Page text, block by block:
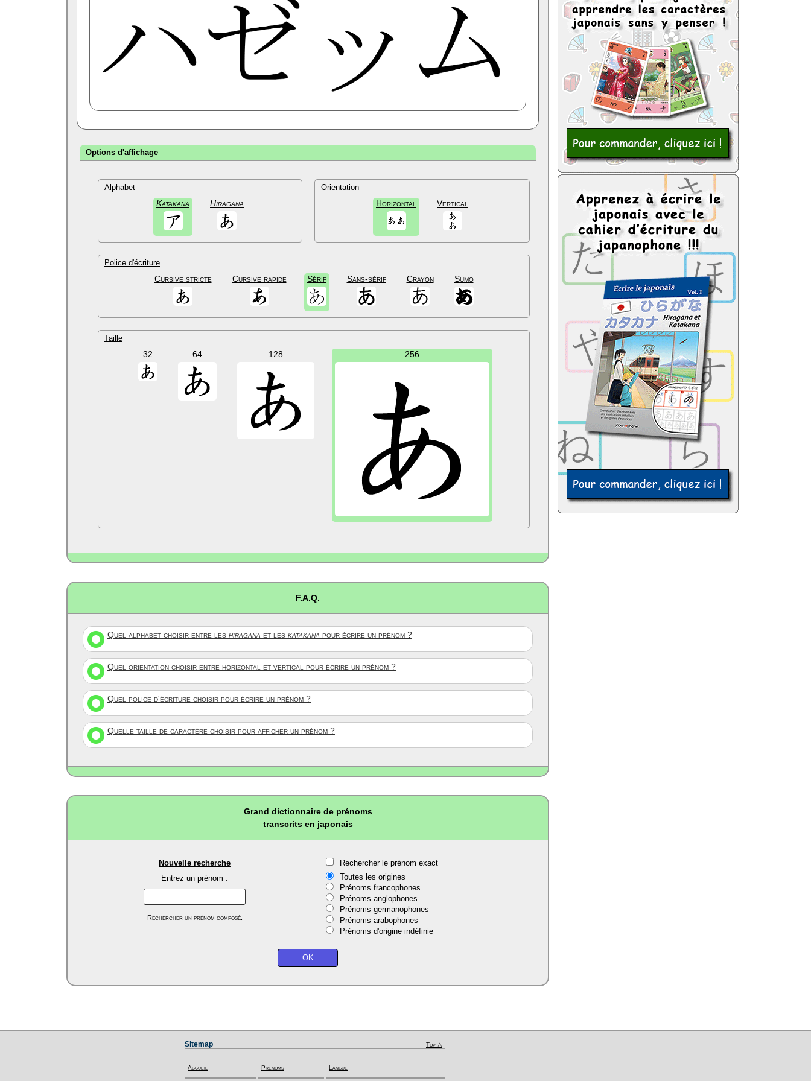
Options d'affichage
Alphabet
Katakana Hiragana
Orientation
Horizontal Vertical
Police d'écriture
Cursive stricte Cursive rapide Sérif Sans-sérif Crayon Sumo
Taille
32 64 128 256
F.A.Q.
Quel alphabet choisir entre les hiragana et les katakana pour écrire un prénom ?
Quel orientation choisir entre horizontal et vertical pour écrire un prénom ?
Quel police d'écriture choisir pour écrire un prénom ?
Quelle taille de caractère choisir pour afficher un prénom ?
Grand dictionnaire de prénoms
transcrits en japonais
Nouvelle recherche
Entrez un prénom :
Rechercher un prénom composé.
Rechercher le prénom exact
Toutes les origines
Prénoms francophones
Prénoms anglophones
Prénoms germanophones
Prénoms arabophones
Prénoms d'origine indéfinie
Sitemap Top △
Accueil Prénoms Langue